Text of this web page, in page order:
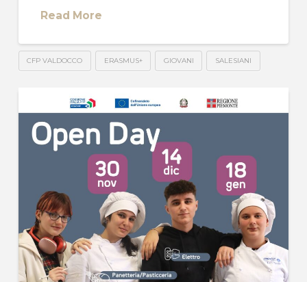
Read More
CFP VALDOCCO ERASMUS+ GIOVANI SALESIANI